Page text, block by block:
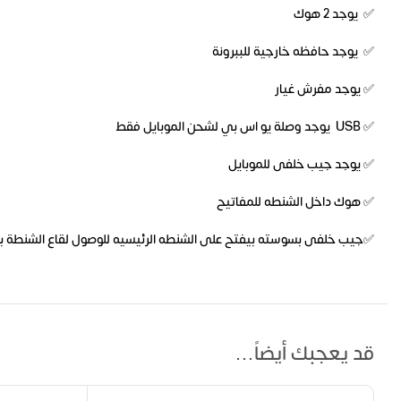
✅ يوجد 2 هوك
✅ يوجد حافظه خارجية للببرونة
✅ يوجد مفرش غيار
✅ USB يوجد وصلة يو اس بي لشحن الموبايل فقط
✅ يوجد جيب خلفى للموبايل
✅ هوك داخل الشنطه للمفاتيح
✅جيب خلفى بسوسته بيفتح على الشنطه الرئيسيه للوصول لقاع الشنطة
قد يعجبك أيضاً…